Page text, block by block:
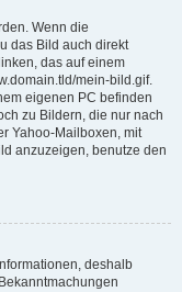
Wenn die
das Bild auch direkt
das auf einem
mein-bild.gif.
eigenen PC befinden
zu Bildern, die nur nach
Yahoo-Mailboxen, mit
anzuzeigen, benutze den
deshalb